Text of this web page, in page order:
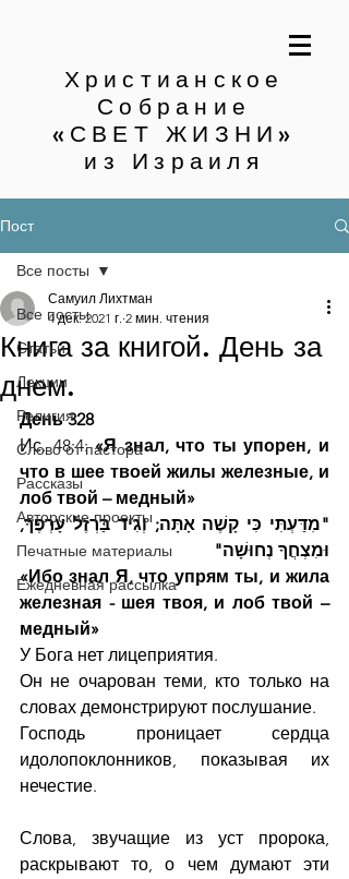
Христианское
Собрание
«СВЕТ ЖИЗНИ»
из Израиля
Пост
Все посты
Статьи
Лекции
Религия
Слово от пастора
Рассказы
Авторские проекты
Печатные материалы
Ежедневная рассылка
Все посты
Книга за книгой. День за
днем.
Самуил Лихтман
4 дек. 2021 г. 2 мин. чтения
День 328
Ис. 48:4: «Я знал, что ты упорен, и
что в шее твоей жилы железные, и
лоб твой – медный»
"מִדַּעְתִּי כִּי קָשֶׁה אָתָּה; וְגִיד בַּרְזֶל עָרְפֶּךָ,
וּמִצְחֲךָ נְחוּשָׁה"
«Ибо знал Я, что упрям ты, и жила
железная - шея твоя, и лоб твой –
медный»
У Бога нет лицеприятия.
Он не очарован теми, кто только на
словах демонстрируют послушание.
Господь проницает сердца
идолопоклонников, показывая их
нечестие.
Слова, звучащие из уст пророка,
раскрывают то, о чем думают эти